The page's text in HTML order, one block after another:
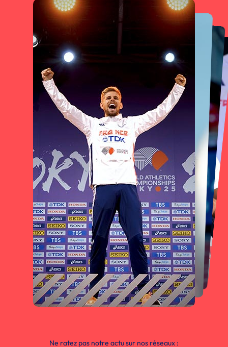
Ne ratez pas notre actu sur nos réseaux :